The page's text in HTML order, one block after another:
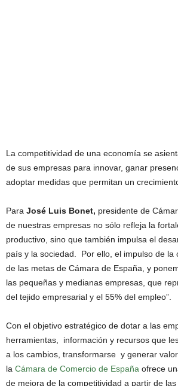
La competitividad de una economía se
de sus empresas para innovar, ganar
adoptar medidas que permitan un
Para José Luis Bonet, presidente de
de nuestras empresas no sólo refleja la
productivo, sino que también impulsa el
país y la sociedad. Por ello, el impulso de la
de las metas de Cámara de España, y
las pequeñas y medianas empresas, que
del tejido empresarial y el 55% del empleo”.
Con el objetivo estratégico de dotar a las
herramientas, información y recursos que
a los cambios, transformarse y generar
la Cámara de Comercio de España ofrece
de mejora de la competitividad a partir de